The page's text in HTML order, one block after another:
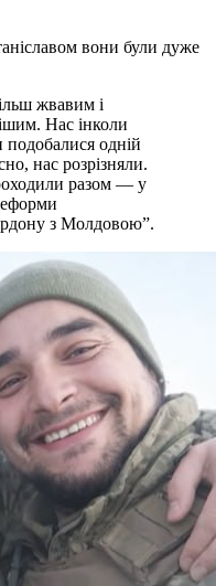
вони були дуже
жвавим і
Нас інколи
одній
нас розрізняли.
разом — у
з Молдовою”.